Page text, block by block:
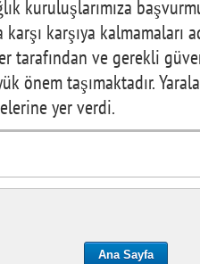
kuruluşlarımıza
karşıya kalmamaları
tarafından ve gerekli
önem taşımaktadır.
yer verdi.
Ana Sayfa